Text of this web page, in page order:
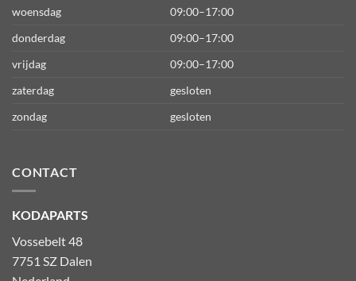
woensdag
09:00–17:00
donderdag
09:00–17:00
vrijdag
09:00–17:00
zaterdag
gesloten
zondag
gesloten
CONTACT
KODAPARTS
Vossebelt 48
7751 SZ Dalen